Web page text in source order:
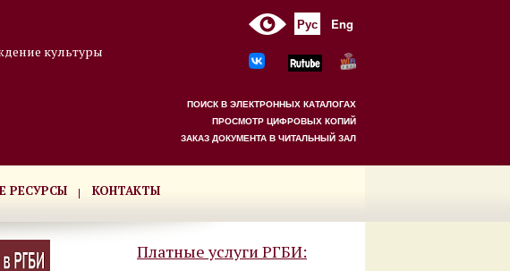
культуры
Рус Eng
ПОИСК В ЭЛЕКТРОННЫХ КАТАЛОГАХ
ПРОСМОТР ЦИФРОВЫХ КОПИЙ
ЗАКАЗ ДОКУМЕНТА В ЧИТАЛЬНЫЙ ЗАЛ
РЕСУРСЫ КОНТАКТЫ
Платные услуги РГБИ: